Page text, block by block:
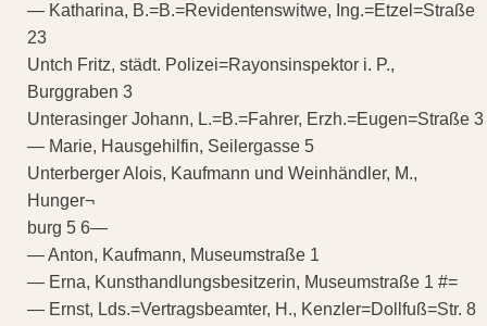
— Katharina, B.=B.=Revidentenswitwe, Ing.=Etzel=Straße
23
Untch Fritz, städt. Polizei=Rayonsinspektor i. P.,
Burggraben 3
Unterasinger Johann, L.=B.=Fahrer, Erzh.=Eugen=Straße 3
— Marie, Hausgehilfin, Seilergasse 5
Unterberger Alois, Kaufmann und Weinhändler, M.,
Hunger¬
burg 5 6—
— Anton, Kaufmann, Museumstraße 1
— Erna, Kunsthandlungsbesitzerin, Museumstraße 1 #=
— Ernst, Lds.=Vertragsbeamter, H., Kenzler=Dollfuß=Str. 8